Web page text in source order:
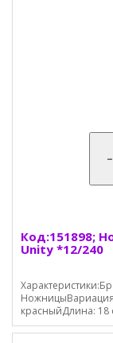
-
Код:151898;
Unity *12/240
красныйДлина: 18